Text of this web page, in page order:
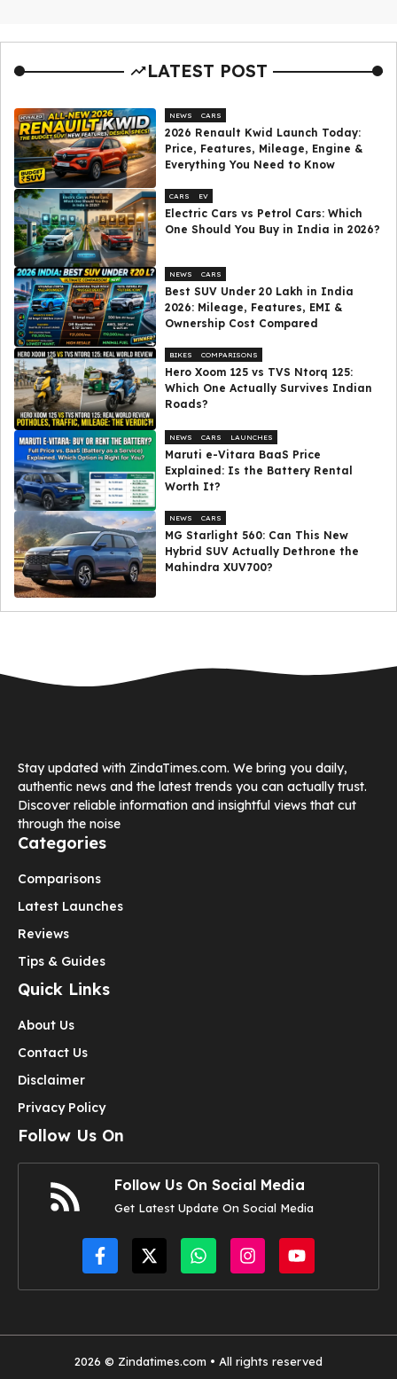
LATEST POST
NEWS CARS
2026 Renault Kwid Launch Today:
Price, Features, Mileage, Engine &
Everything You Need to Know
CARS EV
Electric Cars vs Petrol Cars: Which
One Should You Buy in India in 2026?
NEWS CARS
Best SUV Under ₹20 Lakh in India
2026: Mileage, Features, EMI &
Ownership Cost Compared
BIKES COMPARISONS
Hero Xoom 125 vs TVS Ntorq 125:
Which One Actually Survives Indian
Roads?
NEWS CARS LAUNCHES
Maruti e-Vitara BaaS Price
Explained: Is the Battery Rental
Worth It?
NEWS CARS
MG Starlight 560: Can This New
Hybrid SUV Actually Dethrone the
Mahindra XUV700?
Stay updated with ZindaTimes.com. We bring you daily,
authentic news and the latest trends you can actually trust.
Discover reliable information and insightful views that cut
through the noise
Categories
Comparisons
Latest Launches
Reviews
Tips & Guides
Quick Links
About Us
Contact Us
Disclaimer
Privacy Policy
Follow Us On
Follow Us On Social Media
Get Latest Update On Social Media
2026 © Zindatimes.com • All rights reserved